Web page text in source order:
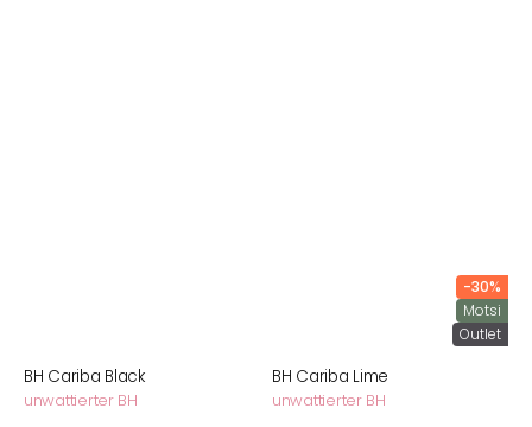
BH Cariba Black
unwattierter BH
-30%
Motsi
Outlet
BH Cariba Lime
unwattierter BH